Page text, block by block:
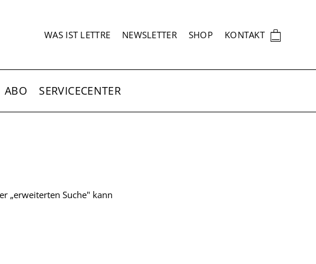
SEKUNDÄRNAVIGATION
WAS IST LETTRE NEWSLETTER SHOP KONTAKT 🛍
ABO SERVICECENTER
„erweiterten Suche" kann